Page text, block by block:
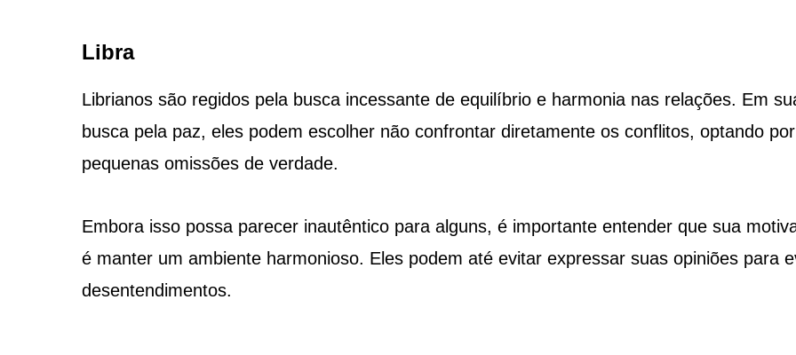
Libra
Librianos são regidos pela busca incessante de equilíbrio e harmonia nas relações. Em
busca pela paz, eles podem escolher não confrontar diretamente os conflitos, optando por
pequenas omissões de verdade.
Embora isso possa parecer inautêntico para alguns, é importante entender que sua
é manter um ambiente harmonioso. Eles podem até evitar expressar suas opiniões para
desentendimentos.